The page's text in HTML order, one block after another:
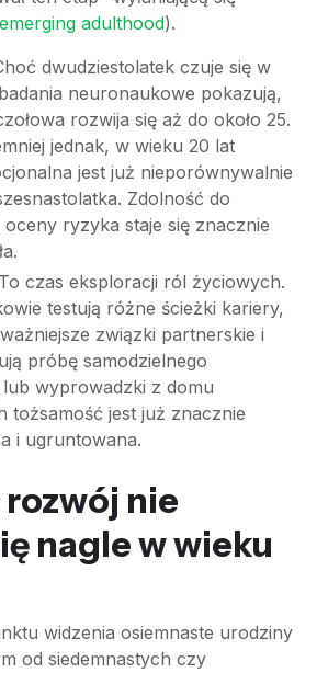
emerging adulthood).
dwudziestolatek czuje się w
badania neuronaukowe pokazują,
rozwija się aż do około 25.
jednak, w wieku 20 lat
jest już nieporównywalnie
Zdolność do
oceny ryzyka staje się znacznie
To czas eksploracji ról życiowych.
testują różne ścieżki kariery,
związki partnerskie i
próbę samodzielnego
wyprowadzki z domu
tożsamość jest już znacznie
i ugruntowana.
nie
nagle w wieku
widzenia osiemnaste urodziny
od siedemnastych czy